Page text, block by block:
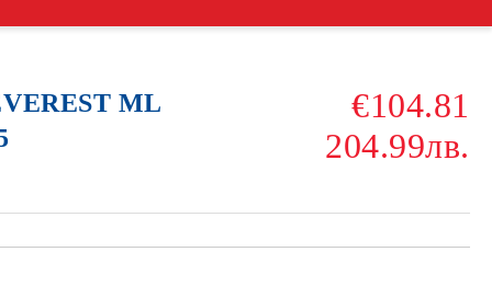
ML
€104.81
204.99лв.